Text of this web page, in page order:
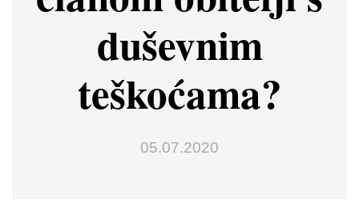
duševnim
teškoćama?
05.07.2020